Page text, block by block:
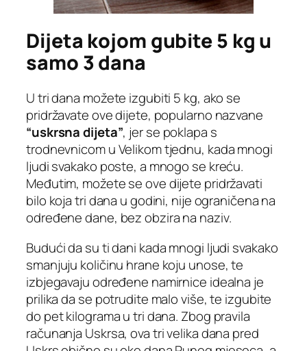
Dijeta kojom gubite 5 kg u
samo 3 dana
U tri dana možete izgubiti 5 kg, ako se
pridržavate ove dijete, popularno nazvane
“uskrsna dijeta”, jer se poklapa s
trodnevnicom u Velikom tjednu, kada mnogi
ljudi svakako poste, a mnogo se kreću.
Međutim, možete se ove dijete pridržavati
bilo koja tri dana u godini, nije ograničena na
određene dane, bez obzira na naziv.
Budući da su ti dani kada mnogi ljudi svakako
smanjuju količinu hrane koju unose, te
izbjegavaju određene namirnice idealna je
prilika da se potrudite malo više, te izgubite
do pet kilograma u tri dana. Zbog pravila
računanja Uskrsa, ova tri velika dana pred